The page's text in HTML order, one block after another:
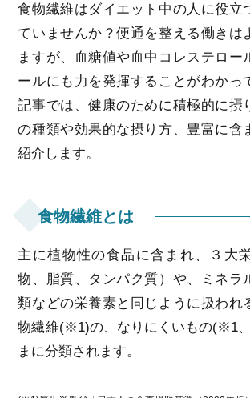
食物繊維はダイエット中の人に役立
ていませんか？便通を整える働きは
ますが、血糖値や血中コレステロー
ールにも力を発揮することがわかっ
記事では、健康のために積極的に摂
の種類や効果的な摂り方、豊富に含
紹介します。
食物繊維とは
主に植物性の食品に含まれ、３大
物、脂質、タンパク質）や、ミネラ
類などの栄養素と同じように扱われ
物繊維(※1)の、なりにくいもの(※1
まに分類されます。